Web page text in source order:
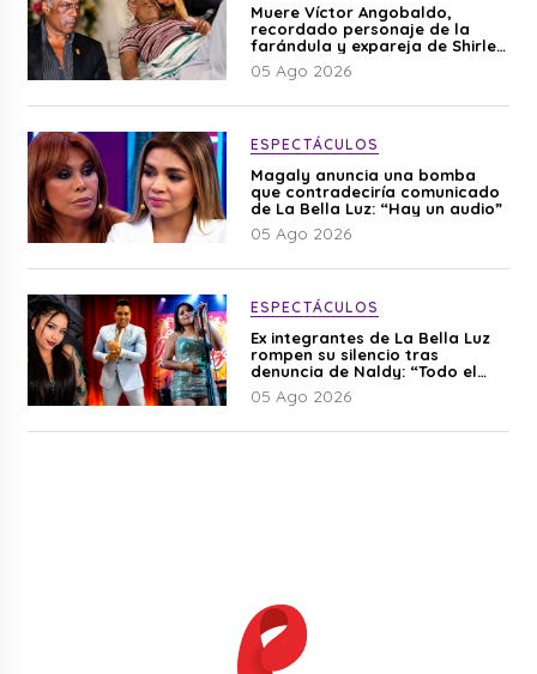
Muere Víctor Angobaldo,
recordado personaje de la
farándula y expareja de Shirley
Cherres
05 Ago 2026
ESPECTÁCULOS
Magaly anuncia una bomba
que contradeciría comunicado
de La Bella Luz: “Hay un audio”
05 Ago 2026
ESPECTÁCULOS
Ex integrantes de La Bella Luz
rompen su silencio tras
denuncia de Naldy: “Todo el
mundo lo sabía”
05 Ago 2026